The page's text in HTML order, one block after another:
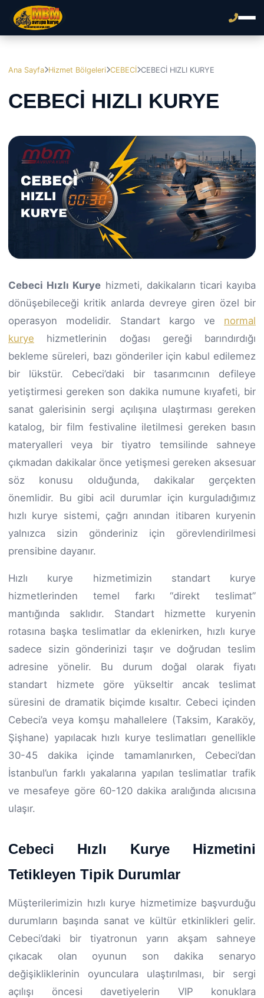
Ana Sayfa Hizmet Bölgeleri CEBECİ CEBECİ HIZLI KURYE
CEBECİ HIZLI KURYE
Cebeci Hızlı Kurye hizmeti, dakikaların ticari kayıba
dönüşebileceği kritik anlarda devreye giren özel bir
operasyon modelidir. Standart kargo ve normal
kurye hizmetlerinin doğası gereği barındırdığı
bekleme süreleri, bazı gönderiler için kabul edilemez
bir lükstür. Cebeci’daki bir tasarımcının defileye
yetiştirmesi gereken son dakika numune kıyafeti, bir
sanat galerisinin sergi açılışına ulaştırması gereken
katalog, bir film festivaline iletilmesi gereken basın
materyalleri veya bir tiyatro temsilinde sahneye
çıkmadan dakikalar önce yetişmesi gereken aksesuar
söz konusu olduğunda, dakikalar gerçekten
önemlidir. Bu gibi acil durumlar için kurguladığımız
hızlı kurye sistemi, çağrı anından itibaren kuryenin
yalnızca sizin gönderiniz için görevlendirilmesi
prensibine dayanır.
Hızlı kurye hizmetimizin standart kurye
hizmetlerinden temel farkı “direkt teslimat”
mantığında saklıdır. Standart hizmette kuryenin
rotasına başka teslimatlar da eklenirken, hızlı kurye
sadece sizin gönderinizi taşır ve doğrudan teslim
adresine yönelir. Bu durum doğal olarak fiyatı
standart hizmete göre yükseltir ancak teslimat
süresini de dramatik biçimde kısaltır. Cebeci içinden
Cebeci’a veya komşu mahallelere (Taksim, Karaköy,
Şişhane) yapılacak hızlı kurye teslimatları genellikle
30-45 dakika içinde tamamlanırken, Cebeci’dan
İstanbul’un farklı yakalarına yapılan teslimatlar trafik
ve mesafeye göre 60-120 dakika aralığında alıcısına
ulaşır.
Cebeci Hızlı Kurye Hizmetini
Tetikleyen Tipik Durumlar
Müşterilerimizin hızlı kurye hizmetimize başvurduğu
durumların başında sanat ve kültür etkinlikleri gelir.
Cebeci’daki bir tiyatronun yarın akşam sahneye
çıkacak olan oyunun son dakika senaryo
değişikliklerinin oyunculara ulaştırılması, bir sergi
açılışı öncesi davetiyelerin VIP konuklara